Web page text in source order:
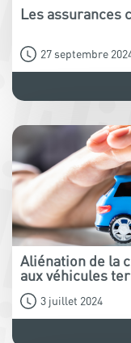
Les assurances
27 septembre
Aliénation de la
aux véhicules
3 juillet 2024